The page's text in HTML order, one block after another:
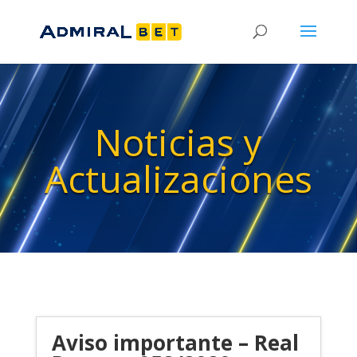
Noticias y
Actualizaciones
Aviso importante – Real